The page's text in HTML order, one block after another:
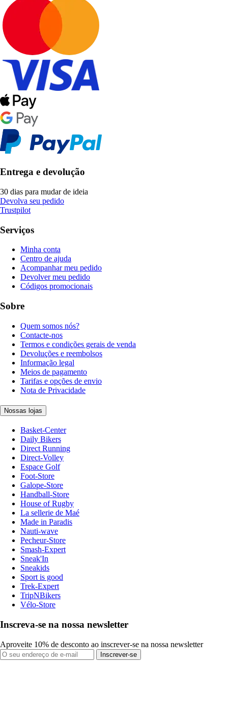
Entrega e devolução
30 dias para mudar de ideia
Devolva seu pedido
Trustpilot
Serviços
Minha conta
Centro de ajuda
Acompanhar meu pedido
Devolver meu pedido
Códigos promocionais
Sobre
Quem somos nós?
Contacte-nos
Termos e condições gerais de venda
Devoluções e reembolsos
Informação legal
Meios de pagamento
Tarifas e opções de envio
Nota de Privacidade
Nossas lojas
Basket-Center
Daily Bikers
Direct Running
Direct-Volley
Espace Golf
Foot-Store
Galope-Store
Handball-Store
House of Rugby
La sellerie de Maé
Made in Paradis
Nauti-wave
Pecheur-Store
Smash-Expert
Sneak'In
Sneakids
Sport is good
Trek-Expert
TripNBikers
Vélo-Store
Inscreva-se na nossa newsletter
Aproveite 10% de desconto ao inscrever-se na nossa newsletter
Inscrever-se